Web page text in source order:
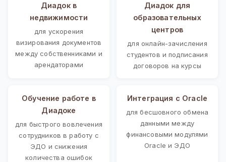
Диадок в
недвижимости
для ускорения
визирования документов
между собственниками и
арендаторами
Диадок для
образовательных
центров
для онлайн-зачисления
студентов и подписания
договоров на курсы
Обучение работе в
Диадоке
для быстрого вовлечения
сотрудников в работу с
ЭДО и снижения
количества ошибок
Интеграция с Oracle
для бесшовного обмена
данными между
финансовыми модулями
Oracle и ЭДО